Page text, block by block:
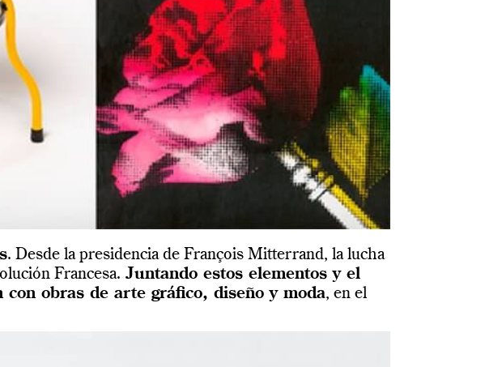
. Desde la presidencia de François Mitterrand, la lucha
Francesa. Juntando estos elementos y el
con obras de arte gráfico, diseño y moda, en el